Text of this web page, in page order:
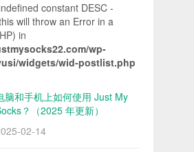
constant DESC -
will throw an Error in a
in
wp-
widgets/wid-postlist.php
脑和手机上如何使用 Just My
？（2025 年更新）
02-14